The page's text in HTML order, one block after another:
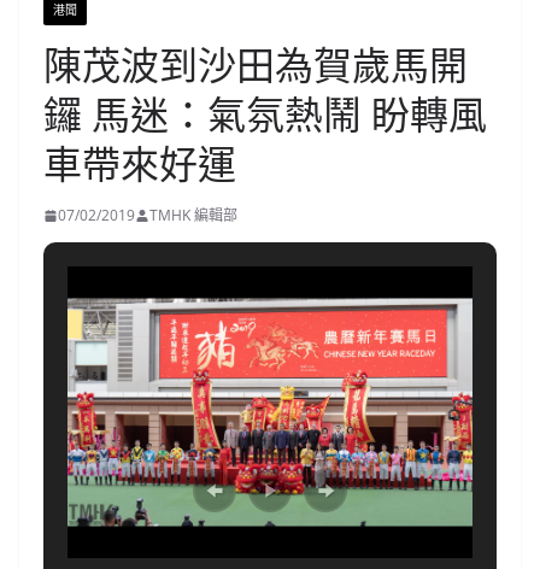
港聞
陳茂波到沙田為賀歲馬開
鑼 馬迷：氣氛熱鬧 盼轉風
車帶來好運
07/02/2019 TMHK 編輯部